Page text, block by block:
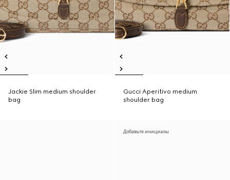
Jackie Slim medium shoulder
bag
Gucci Aperitivo medium
shoulder bag
Добавьте инициалы